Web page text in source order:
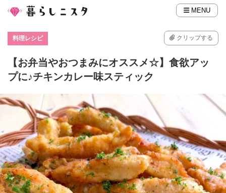
MENU
料理レシピ クリップする
【お弁当やおつまみにオススメ☆】食欲アッ
プに♪チキンカレー味スティック